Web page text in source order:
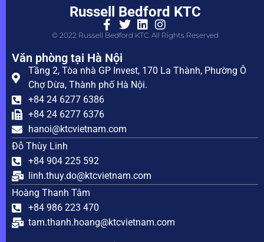
Russell Bedford KTC
© 2022 Russell Bedford KTC. All Rights Reserved
Văn phòng tại Hà Nội
Tầng 2, Tòa nhà GP Invest, 170 La Thành, Phường Ô
Chợ Dừa, Thành phố Hà Nội.
+84 24 6277 6386
+84 24 6277 6376
hanoi@ktcvietnam.com
Đỗ Thùy Linh
+84 904 225 592
linh.thuy.do@ktcvietnam.com
Hoàng Thanh Tâm
+84 986 223 470
tam.thanh.hoang@ktcvietnam.com